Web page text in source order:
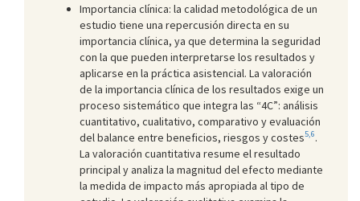
Importancia clínica: la calidad metodológica de un
estudio tiene una repercusión directa en su
importancia clínica, ya que determina la seguridad
con la que pueden interpretarse los resultados y
aplicarse en la práctica asistencial. La valoración
de la importancia clínica de los resultados exige un
proceso sistemático que integra las “4C”: análisis
cuantitativo, cualitativo, comparativo y evaluación
del balance entre beneficios, riesgos y costes5,6.
La valoración cuantitativa resume el resultado
principal y analiza la magnitud del efecto mediante
la medida de impacto más apropiada al tipo de